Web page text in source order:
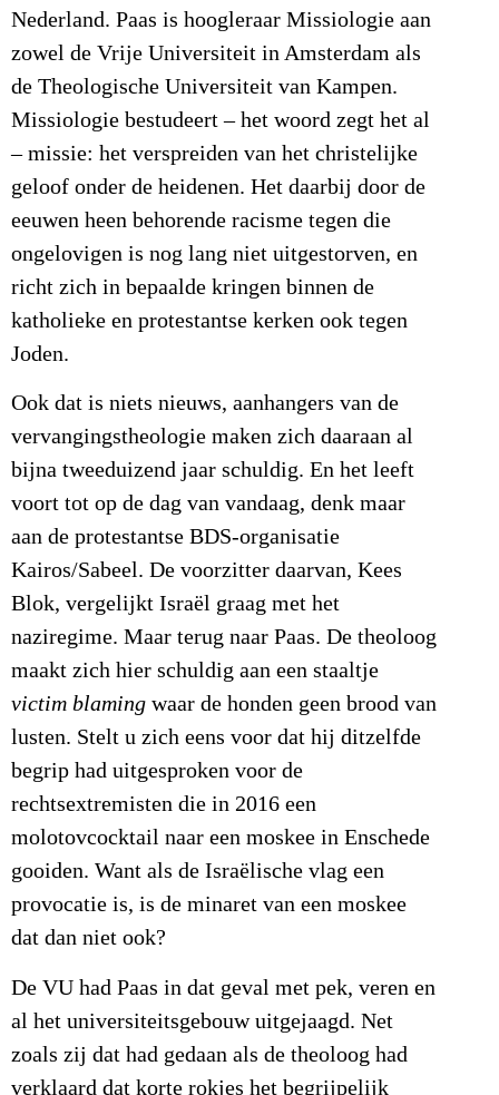
Nederland. Paas is hoogleraar Missiologie aan
zowel de Vrije Universiteit in Amsterdam als
de Theologische Universiteit van Kampen.
Missiologie bestudeert – het woord zegt het al
– missie: het verspreiden van het christelijke
geloof onder de heidenen. Het daarbij door de
eeuwen heen behorende racisme tegen die
ongelovigen is nog lang niet uitgestorven, en
richt zich in bepaalde kringen binnen de
katholieke en protestantse kerken ook tegen
Joden.
Ook dat is niets nieuws, aanhangers van de
vervangingstheologie maken zich daaraan al
bijna tweeduizend jaar schuldig. En het leeft
voort tot op de dag van vandaag, denk maar
aan de protestantse BDS-organisatie
Kairos/Sabeel. De voorzitter daarvan, Kees
Blok, vergelijkt Israël graag met het
naziregime. Maar terug naar Paas. De theoloog
maakt zich hier schuldig aan een staaltje
victim blaming waar de honden geen brood van
lusten. Stelt u zich eens voor dat hij ditzelfde
begrip had uitgesproken voor de
rechtsextremisten die in 2016 een
molotovcocktail naar een moskee in Enschede
gooiden. Want als de Israëlische vlag een
provocatie is, is de minaret van een moskee
dat dan niet ook?
De VU had Paas in dat geval met pek, veren en
al het universiteitsgebouw uitgejaagd. Net
zoals zij dat had gedaan als de theoloog had
verklaard dat korte rokjes het begrijpelijk